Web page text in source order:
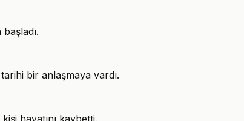
bir anlaşmaya vardı.
hayatını kaybetti.